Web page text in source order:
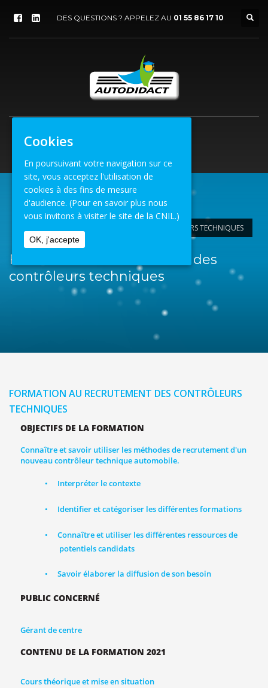
DES QUESTIONS ? APPELEZ AU 01 55 86 17 10
ACCUEIL
FORMATION AU RECRUTEMENT DES CONTRÔLEURS TECHNIQUES
Formation au recrutement des
contrôleurs techniques
FORMATION AU RECRUTEMENT DES CONTRÔLEURS
TECHNIQUES
OBJECTIFS DE LA FORMATION
Connaître et savoir utiliser les méthodes de recrutement d'un
nouveau contrôleur technique automobile.
• Interpréter le contexte
• Identifier et catégoriser les différentes formations
•
Connaître et utiliser les différentes ressources de
potentiels candidats
• Savoir élaborer la diffusion de son besoin
PUBLIC CONCERNÉ
Gérant de centre
CONTENU DE LA FORMATION 2021
Cours théorique et mise en situation
Cookies
En poursuivant votre navigation sur ce
site, vous acceptez l'utilisation de
cookies à des fins de mesure
d'audience. (Pour en savoir plus nous
vous invitons à visiter le site de la CNIL.)
OK, j'accepte